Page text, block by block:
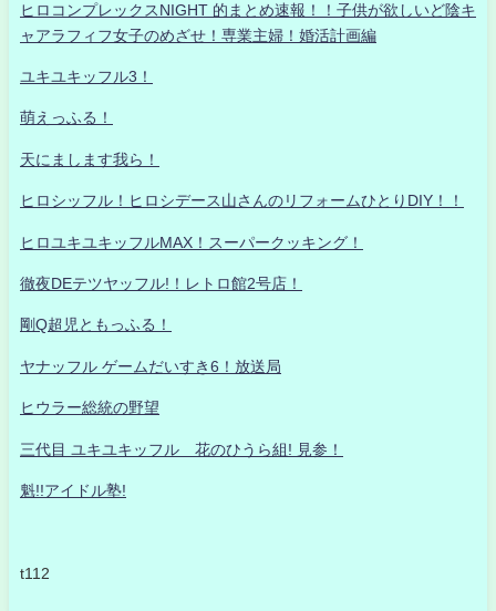
ヒロコンプレックスNIGHT 的まとめ速報！！子供が欲しいど陰キ
ャアラフィフ女子のめざせ！専業主婦！婚活計画編
ユキユキッフル3！
萌えっふる！
天にまします我ら！
ヒロシッフル！ヒロシデース山さんのリフォームひとりDIY！！
ヒロユキユキッフルMAX！スーパークッキング！
徹夜DEテツヤッフル!！レトロ館2号店！
剛Q超児ともっふる！
ヤナッフル ゲームだいすき6！放送局
ヒウラー総統の野望
三代目 ユキユキッフル 花のひうら組! 見参！
魁!!アイドル塾!
t112